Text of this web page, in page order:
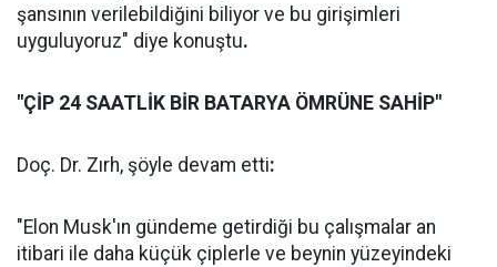
şansının verilebildiğini biliyor ve bu girişimleri
uyguluyoruz" diye konuştu.
"ÇİP 24 SAATLİK BİR BATARYA ÖMRÜNE SAHİP"
Doç. Dr. Zırh, şöyle devam etti:
"Elon Musk'ın gündeme getirdiği bu çalışmalar an
itibari ile daha küçük çiplerle ve beynin yüzeyindeki